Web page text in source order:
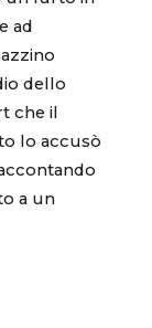
ad
dello
che il
lo accusò
a un